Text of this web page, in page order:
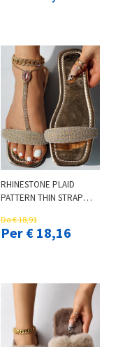
RHINESTONE PLAID
PATTERN THIN STRAP
Da € 18,91
Per € 18,16